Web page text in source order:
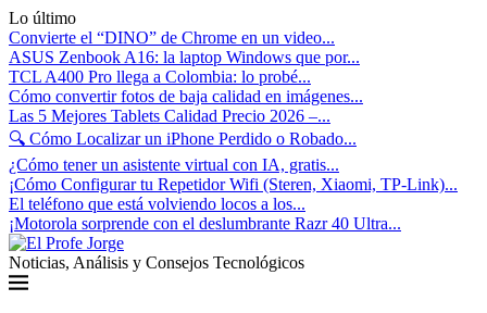
Lo último
Convierte el “DINO” de Chrome en un video...
ASUS Zenbook A16: la laptop Windows que por...
TCL A400 Pro llega a Colombia: lo probé...
Cómo convertir fotos de baja calidad en imágenes...
Las 5 Mejores Tablets Calidad Precio 2026 –...
🔍 Cómo Localizar un iPhone Perdido o Robado...
¿Cómo tener un asistente virtual con IA, gratis...
¡Cómo Configurar tu Repetidor Wifi (Steren, Xiaomi, TP-Link)...
El teléfono que está volviendo locos a los...
¡Motorola sorprende con el deslumbrante Razr 40 Ultra...
Noticias, Análisis y Consejos Tecnológicos